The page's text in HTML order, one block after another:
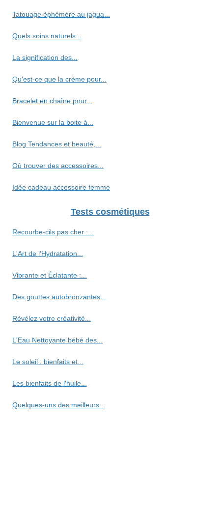
Tatouage éphémère au jagua...
Quels soins naturels...
La signification des...
Qu'est-ce que la crème pour...
Bracelet en chaîne pour...
Bienvenue sur la boite à...
Blog Tendances et beauté,...
Où trouver des accessoires...
Idée cadeau accessoire femme
Tests cosmétiques
Recourbe‑cils pas cher :...
L'Art de l'Hydratation...
Vibrante et Éclatante :...
Des gouttes autobronzantes...
Révélez votre créativité...
L'Eau Nettoyante bébé des...
Le soleil : bienfaits et...
Les bienfaits de l'huile...
Quelques-uns des meilleurs...